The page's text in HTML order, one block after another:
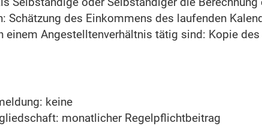
Schätzung des Einkommens des laufenden
einem Angestelltenverhältnis tätig sind: Kopie
keine
monatlicher Regelpflichtbeitrag